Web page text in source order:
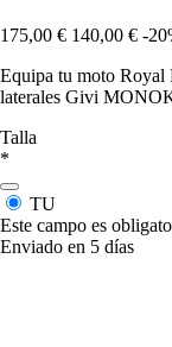
175,00 € 140,00 € -
Equipa tu moto Royal
laterales Givi
Talla
*
TU
Este campo es
Enviado en 5 días